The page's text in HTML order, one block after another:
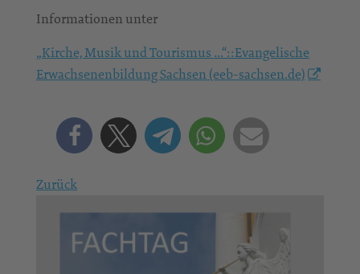
Informationen unter
„Kirche, Musik und Tourismus …“::Evangelische
Erwachsenenbildung Sachsen (eeb-sachsen.de)
Zurück